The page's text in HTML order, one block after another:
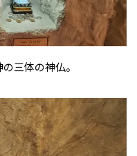
三体の神仏。